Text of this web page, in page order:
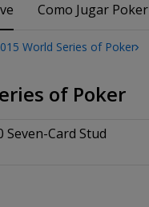
Como Jugar Poker
World Series of Poker
of Poker
Seven-Card Stud